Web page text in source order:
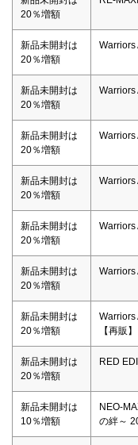
20％増額
新品未開封は
20％増額
Warriors
新品未開封は
20％増額
Warriors
新品未開封は
20％増額
Warriors
新品未開封は
20％増額
Warriors
新品未開封は
20％増額
新品未開封は
20％増額
新品未開封は
20％増額
Warriors
【再販】
新品未開封は
20％増額
RED
新品未開封は
10％増額
NEO-
の絆～